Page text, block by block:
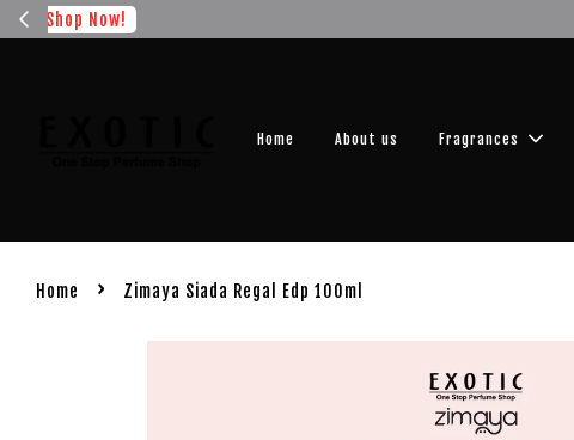
Get your
Home About us Fragrances
Home › Zimaya Siada Regal Edp 100ml